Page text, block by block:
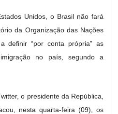
Unidos, o Brasil não fará
da Organização das Nações
definir “por conta própria” as
no país, segundo a
o presidente da República,
nesta quarta-feira (09), os